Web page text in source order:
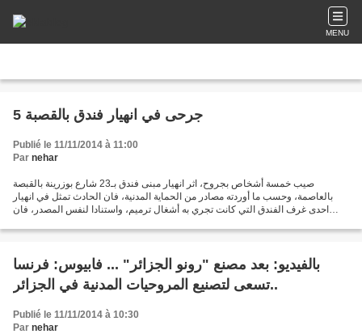
MENU
5 جرحى في انهيار فندق بالقصبة
Publié le 11/11/2014 à 11:00
Par nehar
صيب خمسة أشخاص بجروح، اثر انهيار مبنى فندق بـ23 شارع بوزرينة بالقبصة
بالعاصمة، وحسب ما أوردته مصادر من الحماية المدنية، فان الحادث تمثل في انهيار
احدى غرف الفندق التي كانت تجري به أشغال ترميم، واستنادا لنفس المصدر، فان
بالفيديو: بعد مصنع "رونو الجزائر" ... فابيوس: فرنسا
تسعى لتصنيع المروحيات المدنية في الجزائر..
Publié le 11/11/2014 à 10:30
Par nehar